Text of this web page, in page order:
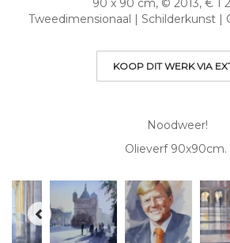
90 x 90 cm, © 2013, € 1
Tweedimensionaal | Schilderkunst |
KOOP DIT WERK VIA
Noodweer!
Olieverf 90x90cm.